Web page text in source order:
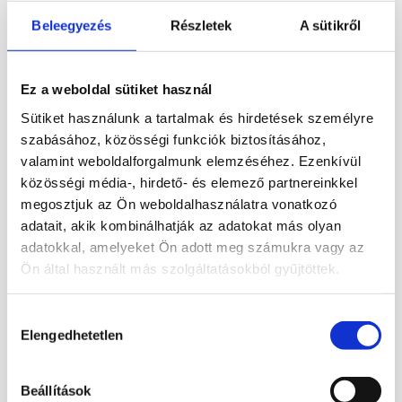
Beleegyezés Részletek A sütikről
Ez a weboldal sütiket használ
Sütiket használunk a tartalmak és hirdetések személyre
szabásához, közösségi funkciók biztosításához,
valamint weboldalforgalmunk elemzéséhez. Ezenkívül
közösségi média-, hirdető- és elemező partnereinkkel
megosztjuk az Ön weboldalhasználatra vonatkozó
adatait, akik kombinálhatják az adatokat más olyan
adatokkal, amelyeket Ön adott meg számukra vagy az
Ön által használt más szolgáltatásokból gyűjtöttek.
kiválasztása
Elengedhetetlen
Beállítások
hegyikristályok azAlpokmagas csúcsainak
dermesztő hidegében felolvaszthatatlan
jéggé fagyott vízből keletkeztek. Ezért
jégnek. A kristályok tökéletes átlátszóságát
gyakran kísérik szilárd és
folyadékzárványok. Amíg nem
kristályosodott ki, átlátszatlan, fehéres színű,
ekkor még tejkvarcnak nevezik.
Gyógyhatásai:(nem helyettesítheti, csak
kiegészítheti az esetleges orvosi